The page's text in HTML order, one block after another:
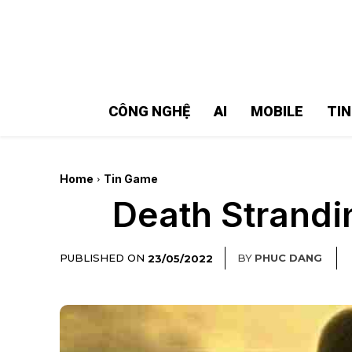
CÔNG NGHỆ AI MOBILE
Home Tin Game
Death
PUBLISHED ON 23/05/2022 BY PHUC DANG